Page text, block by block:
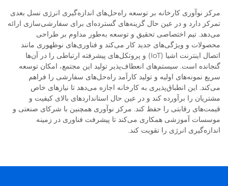
مرکز نوآوری کارخانه بر توسعه راه‌حل‌های اندازه‌گیری انرژی نسل بعدی
تمرکز دارد و در عین حال گزینه‌های گسترده‌ای برای سفارشی‌سازی ارائه
می‌دهد. تیم اختصاصی تحقیق و توسعه به‌طور مداوم بر طراحی
محصولات و ویژگی‌های جدید کار می‌کند و فناوری‌های نوظهوری مانند
اتصال اینترنت اشیا (IoT) و پروتکل‌های پیشرفته ارتباطی را در آن‌ها
گنجانده است. سیستم‌های انعطاف‌پذیر تولید این مجتمع، امکان توسعه
سریع نمونه‌های اولیه و تولید کارآمد راه‌حل‌های سفارشی را فراهم
می‌کند. این انطباق‌پذیری به کارخانه اجازه می‌دهد تا نیازهای خاص
مشتریان را برآورده کند و در عین حال استانداردهای بالای کیفیت و
قیمت‌های رقابتی را حفظ کند. مرکز نوآوری همچنین با شرکای صنعتی و
موسسات آموزشی همکاری می‌کند تا پیشرفت فناوری در زمینه
اندازه‌گیری انرژی را تقویت کند.